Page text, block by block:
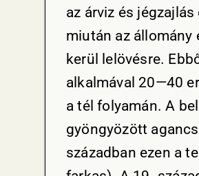
az árviz és
miután az
kerül lelövésre.
alkalmával 20—40
a tél folyamán. A
gyöngyözött
században ezen a